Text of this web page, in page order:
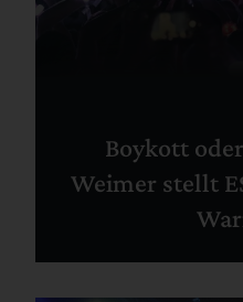
Boykott
Weimer stellt